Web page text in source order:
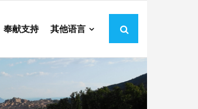
奉献支持 其他语言